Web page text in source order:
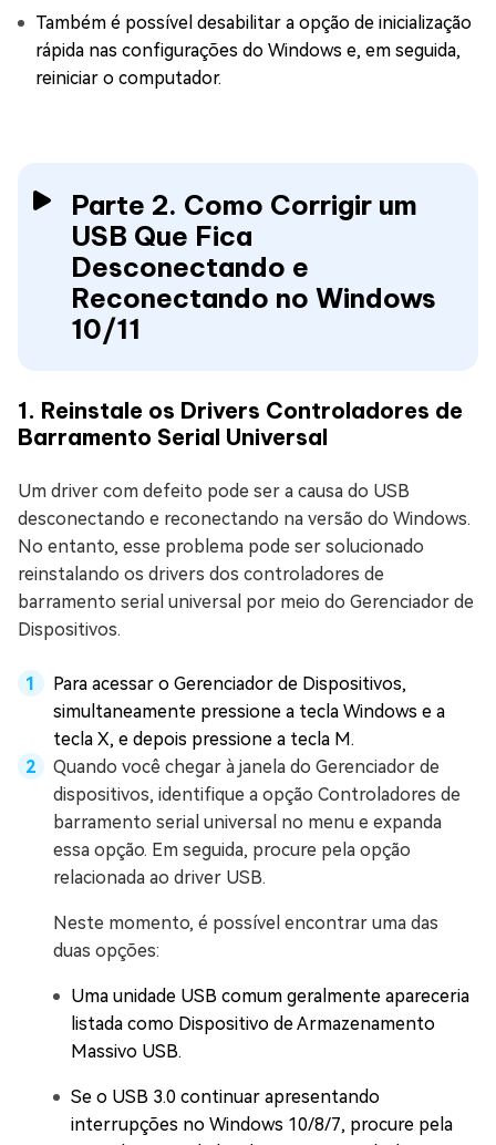
Também é possível desabilitar a opção de inicialização
rápida nas configurações do Windows e, em seguida,
reiniciar o computador.
Parte 2. Como Corrigir um
USB Que Fica
Desconectando e
Reconectando no Windows
10/11
1. Reinstale os Drivers Controladores de
Barramento Serial Universal
Um driver com defeito pode ser a causa do USB
desconectando e reconectando na versão do Windows.
No entanto, esse problema pode ser solucionado
reinstalando os drivers dos controladores de
barramento serial universal por meio do Gerenciador de
Dispositivos.
Para acessar o Gerenciador de Dispositivos,
simultaneamente pressione a tecla Windows e a
tecla X, e depois pressione a tecla M.
Quando você chegar à janela do Gerenciador de
dispositivos, identifique a opção Controladores de
barramento serial universal no menu e expanda
essa opção. Em seguida, procure pela opção
relacionada ao driver USB.
Neste momento, é possível encontrar uma das
duas opções:
Uma unidade USB comum geralmente apareceria
listada como Dispositivo de Armazenamento
Massivo USB.
Se o USB 3.0 continuar apresentando
interrupções no Windows 10/8/7, procure pela